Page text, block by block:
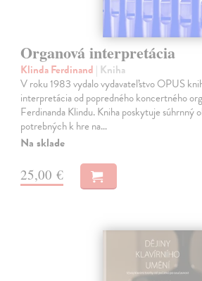
Organová interpretácia
Klinda Ferdinand | Kniha
V roku 1983 vydalo vydavateľstvo OPUS
interpretácia od popredného koncertného
Ferdinanda Klindu. Kniha poskytuje súhrnný
potrebných k hre na…
Na sklade
25,00 €